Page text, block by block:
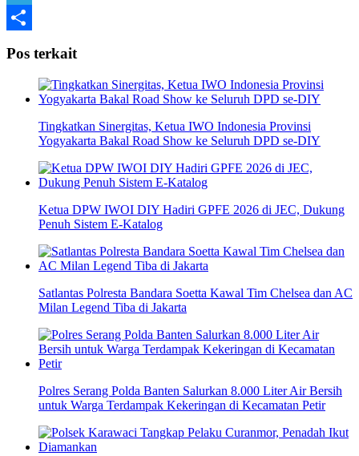
Telegram
Pos terkait
Tingkatkan Sinergitas, Ketua IWO Indonesia Provinsi
Yogyakarta Bakal Road Show ke Seluruh DPD se-DIY
Ketua DPW IWOI DIY Hadiri GPFE 2026 di JEC, Dukung
Penuh Sistem E-Katalog
Satlantas Polresta Bandara Soetta Kawal Tim Chelsea dan AC
Milan Legend Tiba di Jakarta
Polres Serang Polda Banten Salurkan 8.000 Liter Air Bersih
untuk Warga Terdampak Kekeringan di Kecamatan Petir